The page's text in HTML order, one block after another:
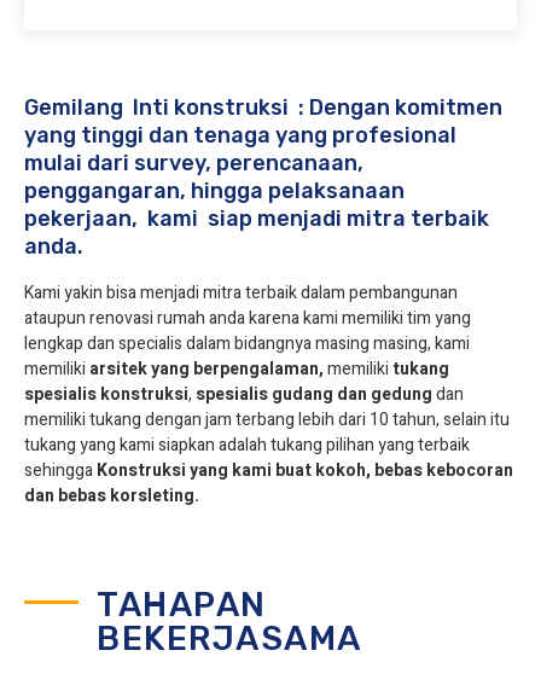
Gemilang Inti konstruksi : Dengan komitmen
yang tinggi dan tenaga yang profesional
mulai dari survey, perencanaan,
penggangaran, hingga pelaksanaan
pekerjaan, kami siap menjadi mitra terbaik
anda.
Kami yakin bisa menjadi mitra terbaik dalam pembangunan
ataupun renovasi rumah anda karena kami memiliki tim yang
lengkap dan specialis dalam bidangnya masing masing, kami
memiliki arsitek yang berpengalaman,memiliki tukang
spesialiskonstruksi, spesialis gudang dan gedungdan
memiliki tukang dengan jam terbang lebih dari 10 tahun, selain itu
tukang yang kami siapkan adalah tukang pilihan yang terbaik
sehinggaKonstruksi yang kami buat kokoh, bebas kebocoran
dan bebas korsleting.
TAHAPAN
BEKERJASAMA